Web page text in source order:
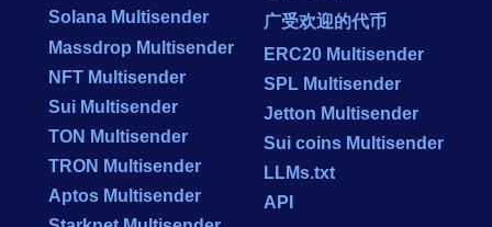
Solana Multisender
Massdrop Multisender
NFT Multisender
Sui Multisender
TON Multisender
TRON Multisender
Aptos Multisender
广受欢迎的代币
ERC20 Multisender
SPL Multisender
Jetton Multisender
Sui coins Multisender
LLMs.txt
API